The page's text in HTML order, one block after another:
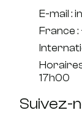
E-mail :
France :
17h00
Suivez-